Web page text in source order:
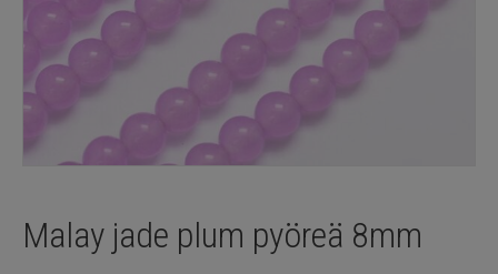
Malay jade plum pyöreä 8mm